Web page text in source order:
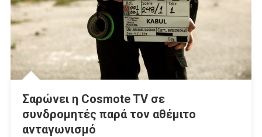
Σαρώνει η Cosmote TV σε
συνδρομητές παρά τον αθέμιτο
ανταγωνισμό